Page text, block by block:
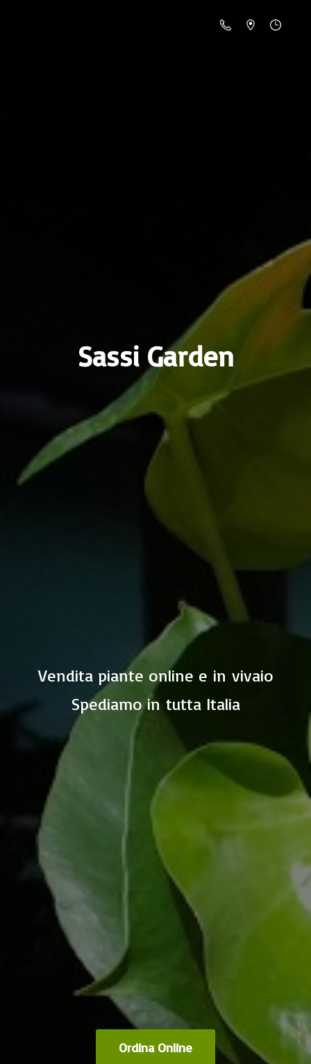
Sassi Garden
Vendita piante online e in vivaio
Spediamo in tutta Italia
Ordina Online